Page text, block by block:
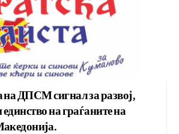
на ДПСМ сигнал за развој,
единство на граѓаните на